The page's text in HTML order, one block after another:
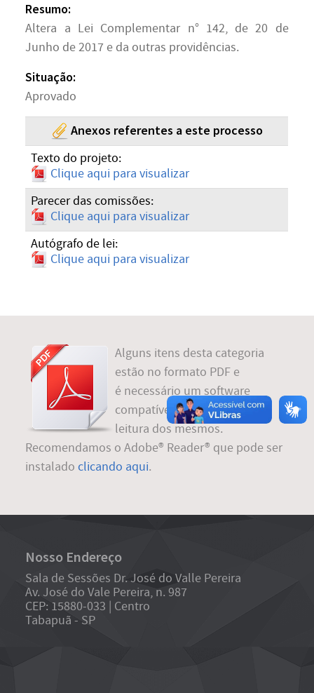
Resumo:
Altera a Lei Complementar n° 142, de 20 de
Junho de 2017 e da outras providências.
Situação:
Aprovado
Anexos referentes a este processo
Texto do projeto:
Clique aqui para visualizar
Parecer das comissões:
Clique aqui para visualizar
Autógrafo de lei:
Clique aqui para visualizar
Alguns itens desta categoria
estão no formato PDF e
é necessário um software
compatível instalado para
leitura dos mesmos.
Recomendamos o Adobe® Reader® que pode ser
instaladoclicando aqui.
Nosso Endereço
Sala de Sessões Dr. José do Valle Pereira
Av. José do Vale Pereira, n. 987
CEP: 15880-033 | Centro
Tabapuã - SP